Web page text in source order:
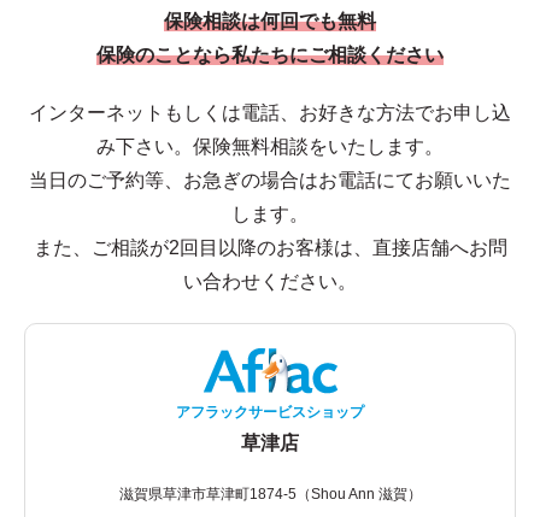
保険相談は何回でも無料
保険のことなら私たちにご相談ください
インターネットもしくは電話、お好きな方法でお申し込
み下さい。保険無料相談をいたします。
当日のご予約等、お急ぎの場合はお電話にてお願いいた
します。
また、ご相談が2回目以降のお客様は、直接店舗へお問
い合わせください。
アフラックサービスショップ
草津店
滋賀県草津市草津町1874-5（Shou Ann 滋賀）